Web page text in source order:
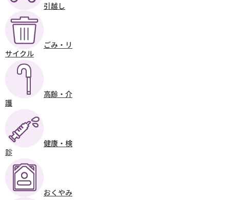
引越し
ごみ・リ
サイクル
高齢・介
護
健康・検
診
おくやみ